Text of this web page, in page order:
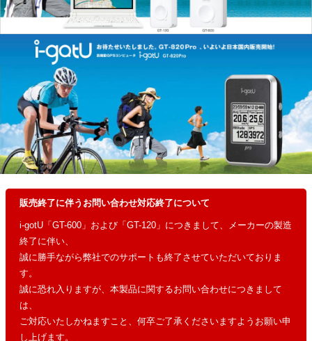
販売終了に伴うお問い合わせ対応終了について
i-gotU「GT-600」および「GT-120」につきまして、メーカーの製造
終了に伴い、
誠に勝手ながら弊社でのサポートも終了させていただいておりま
す。
誠に恐れ入りますが、本製品に関するお問い合わせにつきまして
は、
ご対応いたしかねますこと、何卒ご了承くださいますようお願い申
し上げます。